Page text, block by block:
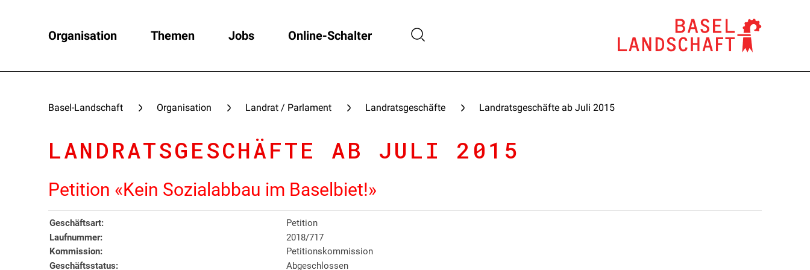
Organisation Themen Jobs Online-Schalter
Basel-Landschaft Organisation Landrat / Parlament Landratsgeschäfte Landratsgeschäfte ab Juli 2015
LANDRATSGESCHÄFTE AB JULI 2015